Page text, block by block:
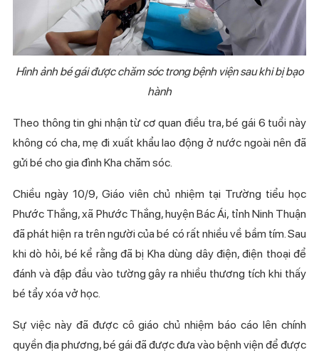
Hình ảnh bé gái được chăm sóc trong bệnh viện sau khi bị bạo
hành
Theo thông tin ghi nhận từ cơ quan điều tra, bé gái 6 tuổi này
không có cha, mẹ đi xuất khẩu lao động ở nước ngoài nên đã
gửi bé cho gia đình Kha chăm sóc.
Chiều ngày 10/9, Giáo viên chủ nhiệm tại Trường tiểu học
Phước Thắng, xã Phước Thắng, huyện Bác Ái, tỉnh Ninh Thuận
đã phát hiện ra trên người của bé có rất nhiều về bầm tím. Sau
khi dò hỏi, bé kể rằng đã bị Kha dùng dây điện, điện thoại để
đánh và đập đầu vào tường gây ra nhiều thương tích khi thấy
bé tẩy xóa vở học.
Sự việc này đã được cô giáo chủ nhiệm báo cáo lên chính
quyền địa phương, bé gái đã được đưa vào bệnh viện để được